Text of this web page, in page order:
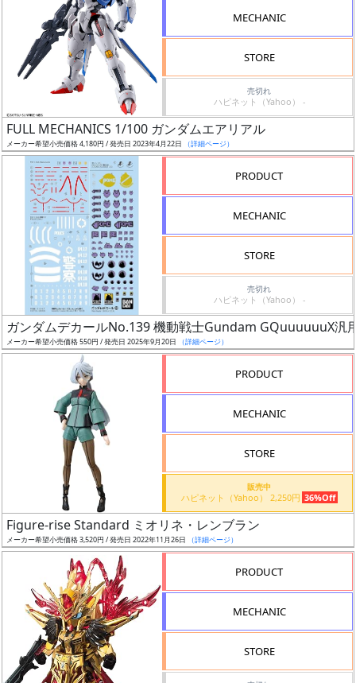
ー
ズ・
タ
売
切
抽
選
中
MECHANIC
STORE
売切れ
ハピネット（Yahoo） -
FULL MECHANICS 1/100 ガンダムエアリアル
メーカー希望小売価格 4,180円 / 発売日 2023年4月22日 （詳細ページ）
PRODUCT
MECHANIC
STORE
売切れ
ハピネット（Yahoo） -
ガンダムデカールNo.139 機動戦士Gundam GQuuuuuuX汎
メーカー希望小売価格 550円 / 発売日 2025年9月20日 （詳細ページ）
PRODUCT
MECHANIC
STORE
販売中
ハピネット（Yahoo） 2,250円 36%Off
Figure-rise Standard ミオリネ・レンブラン
メーカー希望小売価格 3,520円 / 発売日 2022年11月26日 （詳細ページ）
PRODUCT
MECHANIC
STORE